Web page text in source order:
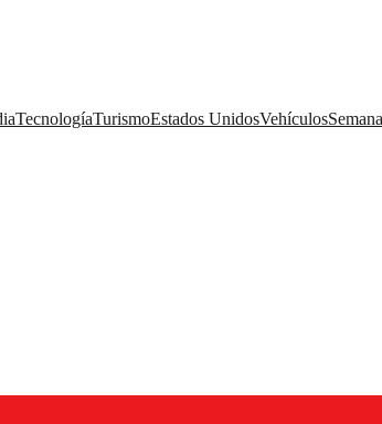
TecnologíaTurismoEstados UnidosVehículos